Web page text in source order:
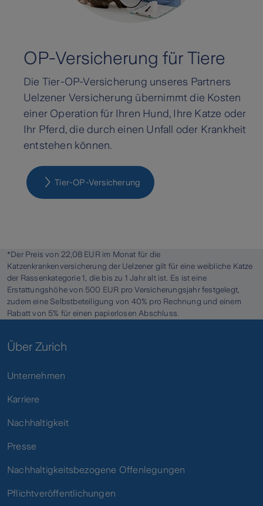
OP-Versicherung für Tiere
Die Tier-OP-Versicherung unseres Partners
Uelzener Versicherung übernimmt die Kosten
einer Operation für Ihren Hund, Ihre Katze oder
Ihr Pferd, die durch einen Unfall oder Krankheit
entstehen können.
Tier-OP-Versicherung
*Der Preis von 22,08 EUR im Monat für die
Katzenkrankenversicherung der Uelzener gilt für eine weibliche Katze
der Rassenkategorie 1, die bis zu 1 Jahr alt ist. Es ist eine
Erstattungshöhe von 500 EUR pro Versicherungsjahr festgelegt,
zudem eine Selbstbeteiligung von 40% pro Rechnung und einem
Rabatt von 5% für einen papierlosen Abschluss.
Über Zurich
Unternehmen
Karriere
Nachhaltigkeit
Presse
Nachhaltigkeitsbezogene Offenlegungen
Pflichtveröffentlichungen